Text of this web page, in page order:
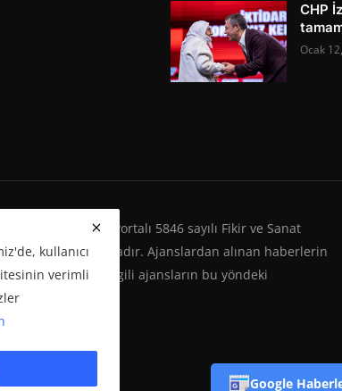
CHP
Ocak
Her Hakkı Haber Portalı 5846 sayılı Fikir ve Sanat
yayınlanmaktadır. Ajanslardan alınan haberlerin
basılması, ilgili ajansların bu yöndeki
izin gerektirir.
kullanıcı
verimli
Google